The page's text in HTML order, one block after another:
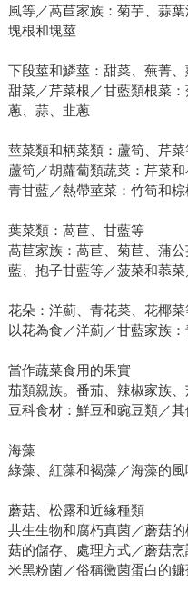
風等／萵苣家族：菊芋、蒜
塊根和塊莖
下段莖和鱗莖：甜菜、蕪菁
甜菜／芹菜根／甘藍類根菜
蔥、蒜、韭蔥
莖菜類和柄菜類：蘆筍、芹菜
蘆筍／胡蘿蔔類蔬菜：芹菜
青甘藍／熱帶莖菜：竹筍和
葉菜類：萵苣、甘藍等
萵苣家族：萵苣、菊苣、蒲
藍、抱子甘藍等／菠菜和菾
花朵：洋薊、青花菜、花椰菜
以花為食／洋薊／甘藍家族
當作蔬菜食用的果實
茄類親族。番茄、辣椒家族
豆科食材：鮮豆和豌豆類／
海藻
綠藻、紅藻和褐藻／海藻的風
蘑菇、松露和近緣種類
共生生物和腐朽真菌／蘑菇
菇的儲存、處理方式／蘑菇
米黑粉菌／俗稱黴菌蛋白的鐮